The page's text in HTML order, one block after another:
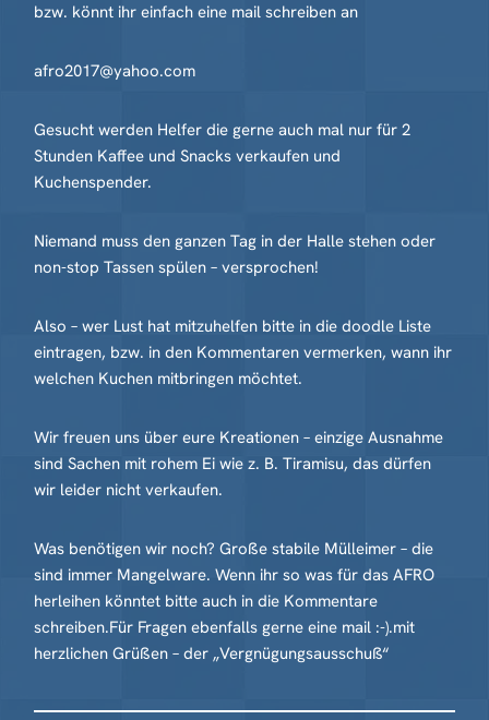
bzw. könnt ihr einfach eine mail schreiben an
afro2017@yahoo.com
Gesucht werden Helfer die gerne auch mal nur für 2
Stunden Kaffee und Snacks verkaufen und
Kuchenspender.
Niemand muss den ganzen Tag in der Halle stehen oder
non-stop Tassen spülen – versprochen!
Also – wer Lust hat mitzuhelfen bitte in die doodle Liste
eintragen, bzw. in den Kommentaren vermerken, wann ihr
welchen Kuchen mitbringen möchtet.
Wir freuen uns über eure Kreationen – einzige Ausnahme
sind Sachen mit rohem Ei wie z. B. Tiramisu, das dürfen
wir leider nicht verkaufen.
Was benötigen wir noch? Große stabile Mülleimer – die
sind immer Mangelware. Wenn ihr so was für das AFRO
herleihen könntet bitte auch in die Kommentare
schreiben.Für Fragen ebenfalls gerne eine mail :-).mit
herzlichen Grüßen – der „Vergnügungsausschuß“